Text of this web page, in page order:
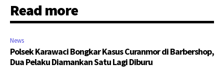
Read more
News
Polsek Karawaci Bongkar Kasus Curanmor di Barbershop,
Dua Pelaku Diamankan Satu Lagi Diburu